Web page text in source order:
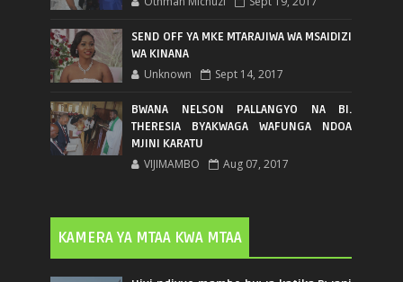
SEND OFF YA MKE MTARAJIWA WA MSAIDIZI
WA KINANA
Unknown Sept 14, 2017
BWANA NELSON PALLANGYO NA BI.
THERESIA BYAKWAGA WAFUNGA NDOA
MJINI KARATU
VIJIMAMBO Aug 07, 2017
KAMERA YA MTAA KWA MTAA